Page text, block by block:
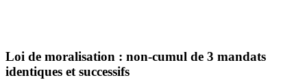
Loi de moralisation : non-cumul de 3 mandats
identiques et successifs